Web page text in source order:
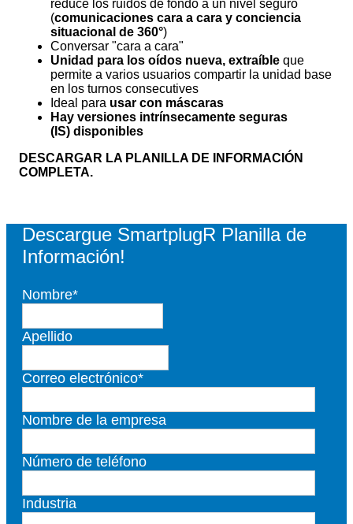
reduce los ruidos de fondo a un nivel seguro
(comunicaciones cara a cara y conciencia
situacional de 360°)
Conversar "cara a cara"
Unidad para los oídos nueva, extraíble que
permite a varios usuarios compartir la unidad base
en los turnos consecutives
Ideal para usar con máscaras
Hay versiones intrínsecamente seguras
(IS) disponibles
DESCARGAR LA PLANILLA DE INFORMACIÓN
COMPLETA.
Descargue SmartplugR Planilla de
Información!
Nombre*
Apellido
Correo electrónico*
Nombre de la empresa
Número de teléfono
Industria